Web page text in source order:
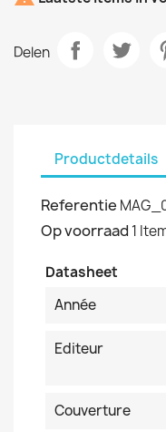
Delen
Productdetails
Referentie
Op voorraad 1
Datasheet
Année
Editeur
Couverture